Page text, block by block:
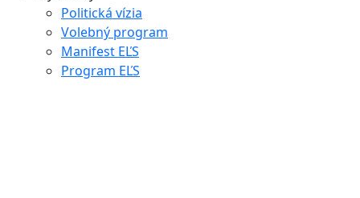
Politická vízia
Volebný program
Manifest EĽS
Program EĽS